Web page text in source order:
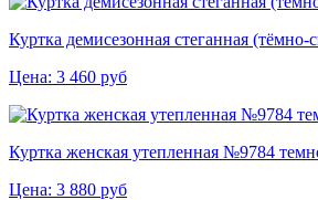
Куртка демисезонная стеганная (тёмно-
Цена: 3 460 руб
Куртка женская утепленная №9784
Цена: 3 880 руб